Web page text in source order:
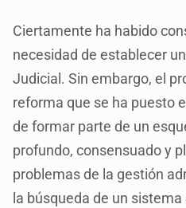
Ciertamente ha habido
necesidad de establecer
Judicial. Sin embargo, el
reforma que se ha puesto
de formar parte de un
profundo, consensuado y
problemas de la gestión
la búsqueda de un